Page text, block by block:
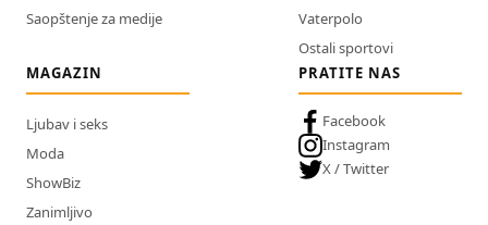
Saopštenje za medije
Vaterpolo
Ostali sportovi
MAGAZIN
Ljubav i seks
Moda
ShowBiz
Zanimljivo
PRATITE NAS
Facebook
Instagram
X / Twitter